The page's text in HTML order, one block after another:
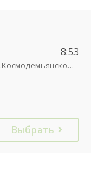
8:53
Памятник А.Космодемьянскому(Балтийское шоссе) трасса
Выбрать